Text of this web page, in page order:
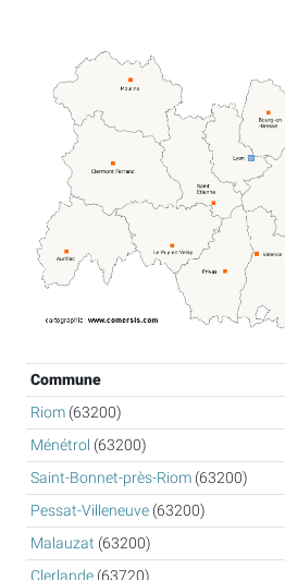
Commune
Riom (63200)
Ménétrol (63200)
Saint-Bonnet-près-Riom (63200)
Pessat-Villeneuve (63200)
Malauzat (63200)